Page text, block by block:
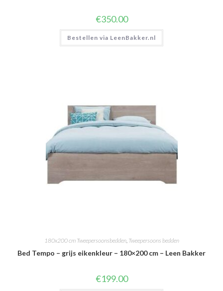
€350.00
Bestellen via LeenBakker.nl
180x200 cm Tweepersoonsbedden, Tweepersoons bedden
Bed Tempo – grijs eikenkleur – 180×200 cm – Leen Bakker
€199.00